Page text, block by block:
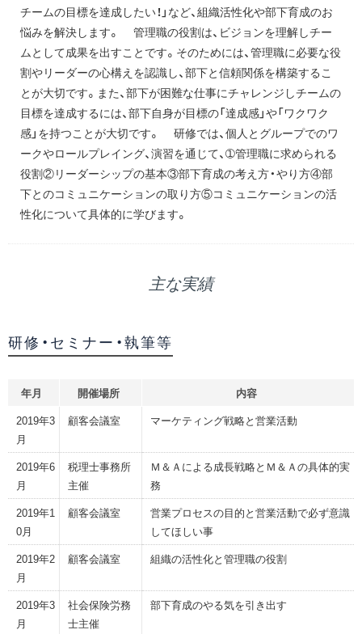
チームの目標を達成したい！」など、組織活性化や部下育成のお
悩みを解決します。 管理職の役割は、ビジョンを理解しチー
ムとして成果を出すことです。そのためには、管理職に必要な役
割やリーダーの心構えを認識し、部下と信頼関係を構築するこ
とが大切です。また、部下が困難な仕事にチャレンジしチームの
目標を達成するには、部下自身が目標の「達成感」や「ワクワク
感」を持つことが大切です。 研修では、個人とグループでのワ
ークやロールプレイング、演習を通じて、➀管理職に求められる
役割②リーダーシップの基本③部下育成の考え方・やり方④部
下とのコミュニケーションの取り方⑤コミュニケーションの活
性化について具体的に学びます。
主な実績
研修・セミナー・執筆等
年月 開催場所
内容
2019年3
月
顧客会議室 マーケティング戦略と営業活動
2019年6
月
税理士事務所
主催
Ｍ＆Ａによる成長戦略とＭ＆Ａの具体的実
務
2019年1
0月
顧客会議室
営業プロセスの目的と営業活動で必ず意識
してほしい事
2019年2
月
顧客会議室 組織の活性化と管理職の役割
2019年3
月
社会保険労務
士主催
部下育成のやる気を引き出す